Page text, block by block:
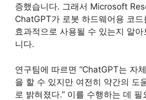
증했습니다. 그래서 Microsoft
ChatGPT가 로봇 하드웨어용 코드
효과적으로 사용될 수 있는지 알
니다.
연구팀에 따르면 “ChatGPT는 자
을 할 수 있지만 여전히 약간의 도
로 밝혀졌다.” 이를 수행하는 데